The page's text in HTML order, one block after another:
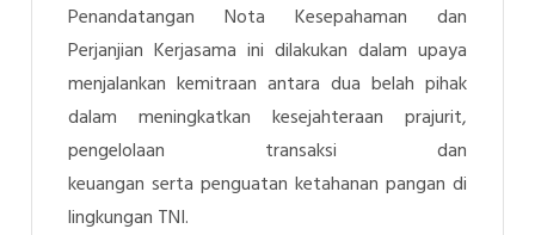
Penandatangan Nota Kesepahaman dan
Perjanjian Kerjasama ini dilakukan dalam upaya
menjalankan kemitraan antara dua belah pihak
dalam meningkatkan kesejahteraan prajurit,
pengelolaan transaksi dan
keuangan serta penguatan ketahanan pangan di
lingkungan TNI.